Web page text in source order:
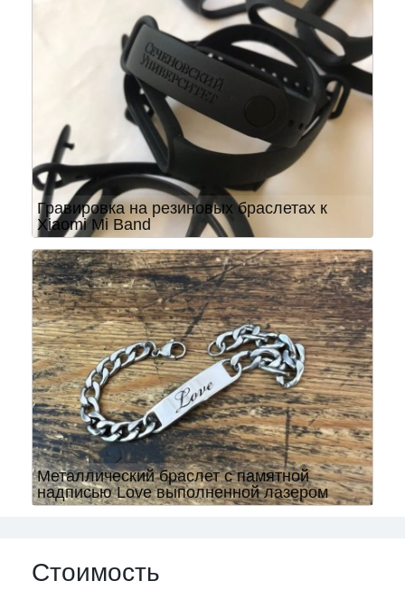
Гравировка на резиновых браслетах к
Xiaomi Mi Band
Металлический браслет с памятной
надписью Love выполненной лазером
Стоимость